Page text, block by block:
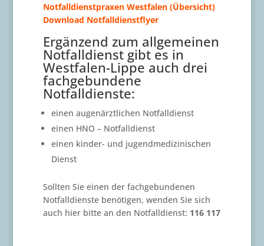
Notfalldienstpraxen Westfalen (Übersicht)
Download Notfalldienstflyer
Ergänzend zum allgemeinen
Notfalldienst gibt es in
Westfalen-Lippe auch drei
fachgebundene
Notfalldienste:
einen augenärztlichen Notfalldienst
einen HNO – Notfalldienst
einen kinder- und jugendmedizinischen
Dienst
Sollten Sie einen der fachgebundenen
Notfalldienste benötigen, wenden Sie sich
auch hier bitte an den Notfalldienst: 116 117